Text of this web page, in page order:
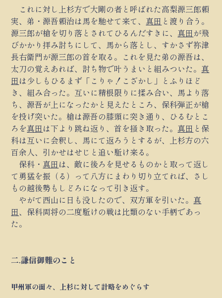
これに対し上杉方で大剛の者と呼ばれた高梨源三郎頼
実、弟・源吾頼治は馬を馳せて来て、 真田 と渡り合う。
源三郎が槍を切り落とされてひるんだすきに、 真田が飛
びかかり拝み討ちにして、馬から落とし、すかさず祢津
長右衛門が源三郎の首を取る。これを見た弟の源吾は、
太刀の覚えあれば、討ち物で叶うまいと組みついた。 真
田は少しもひるまず「こりゃ！こざかし」とふりほど
き、組み合った。互いに精根限りに揉み合い、馬より落
ち、源吾が上になったかと見えたところ、保科弾正が槍
を投げ突いた。槍は源吾の膝頭に突き通り、ひるむとこ
ろを真田は下より跳ね返り、首を掻き取った。 真田 と保
科は互いに会釈し、馬にて返ろうとするが、上杉方の六
百余人、引かせはせじと追い駈け来る。
保科・ 真田は、敵に後ろを見せるものかと取って返し
て勇猛を振（る）って八方にまわり切り立てれば、さし
もの越後勢もしどろになって引き返す。
やがて西山に日も没したので、双方軍を引いた。 真
田、保科両将の二度駈けの戦は比類のない手柄であっ
た。
二.謙信御難のこと
甲州軍の面々、上杉に対して計略をめぐらす